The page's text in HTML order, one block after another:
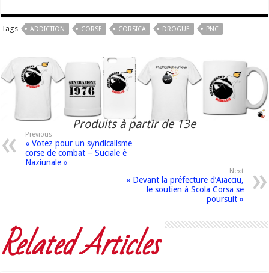
Tags ADDICTION CORSE CORSICA DROGUE PNC
Produits à partir de 13e
Previous
« Votez pour un syndicalisme
corse de combat – Suciale è
Naziunale »
Next
« Devant la préfecture d’Aiacciu,
le soutien à Scola Corsa se
poursuit »
Related Articles